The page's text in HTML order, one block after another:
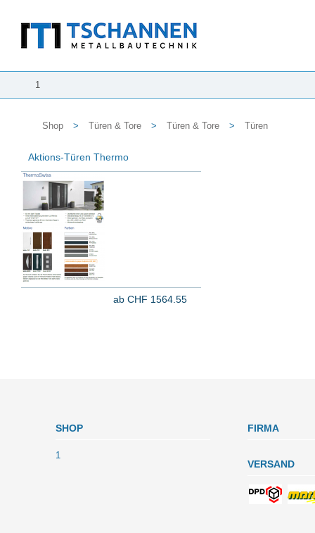
1
Shop > Türen & Tore > Türen & Tore > Türen
Aktions-Türen Thermo
ab CHF 1564.55
SHOP
1
FIRMA
VERSAND